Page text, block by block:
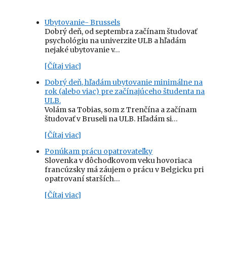
Ubytovanie- Brussels
Dobrý deň, od septembra začínam študovať
psychológiu na univerzite ULB a hľadám
nejaké ubytovanie v…
[Čítaj viac]
Dobrý deň, hľadám ubytovanie minimálne na
rok (alebo viac) pre začínajúceho študenta na
ULB.
Volám sa Tobias, som z Trenčína a začínam
študovať v Bruseli na ULB. Hľadám si…
[Čítaj viac]
Ponúkam prácu opatrovateľky
Slovenka v dôchodkovom veku hovoriaca
francúzsky má záujem o prácu v Belgicku pri
opatrovaní starších…
[Čítaj viac]